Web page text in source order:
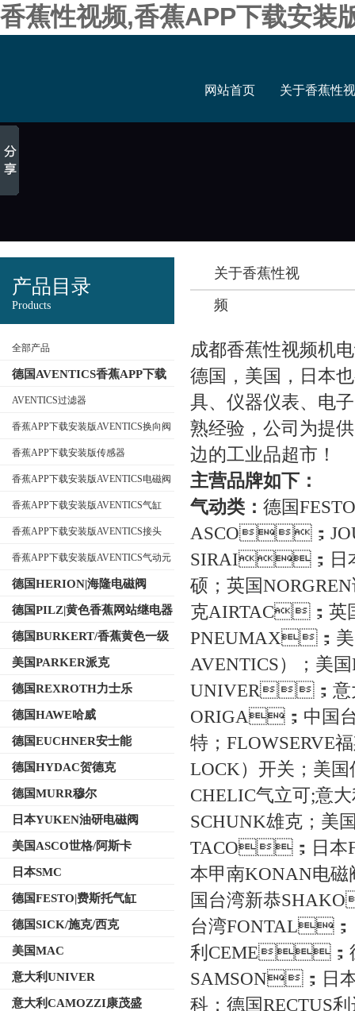
香蕉性视频,香蕉APP下载安装
网站首页 关于香蕉性
产品目录
Products
全部产品
德国AVENTICS香蕉APP下载
安装版
AVENTICS过滤器
香蕉APP下载安装版AVENTICS换向阀
香蕉APP下载安装版传感器
香蕉APP下载安装版AVENTICS电磁阀
香蕉APP下载安装版AVENTICS气缸
香蕉APP下载安装版AVENTICS接头
香蕉APP下载安装版AVENTICS气动元
德国HERION|海隆电磁阀
德国PILZ|黄色香蕉网站继电器
德国BURKERT/香蕉黄色一级
视频电磁阀
美国PARKER派克
德国REXROTH力士乐
德国HAWE哈威
德国EUCHNER安士能
德国HYDAC贺德克
德国MURR穆尔
日本YUKEN油研电磁阀
美国ASCO世格/阿斯卡
日本SMC
德国FESTO|费斯托气缸
德国SICK/施克/西克
美国MAC
意大利UNIVER
意大利CAMOZZI康茂盛
关于香蕉性视
频
成都香蕉性视频机电
德国，美国，
具、仪器仪表
熟经验，公司为提供
边的工业品超市！
主营品牌如下：
气动类： 德国FESTO
ASCO；
SIRAI；日本
硕；英国
克AIRTAC；英国
PNEUMAX；美
AVENTICS）；
UNIVER；
ORIGA；中国
特；
LOCK）开关
CHELIC气立可;意
SCHUNK雄克
TACO；日本
本甲南KONAN电
国台湾新恭
台湾FONTAL；日
利CEME；
SAMSON；日本
科；德国